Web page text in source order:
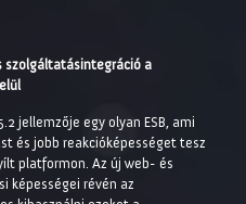
szolgáltatásintegráció a
jellemzője egy olyan ESB, ami
és jobb reakcióképességet tesz
platformon. Az új web- és
képességei révén az